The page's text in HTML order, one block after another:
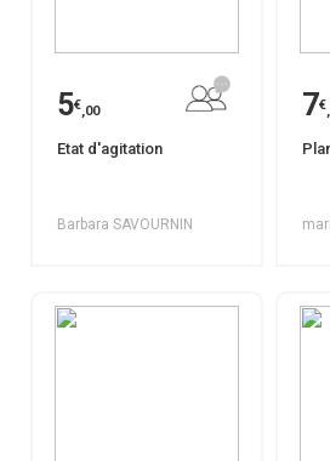
5€,00
Etat d'agitation
Barbara SAVOURNIN
7€